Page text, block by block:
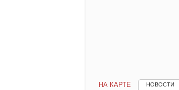
НА КАРТЕ НОВОСТИ